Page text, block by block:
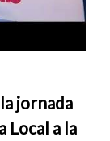
jornada
Local a la